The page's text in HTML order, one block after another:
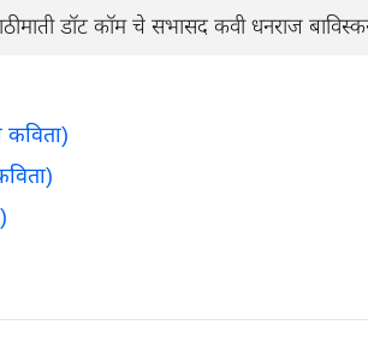
डॉट कॉम चे सभासद कवी धनराज
कविता)